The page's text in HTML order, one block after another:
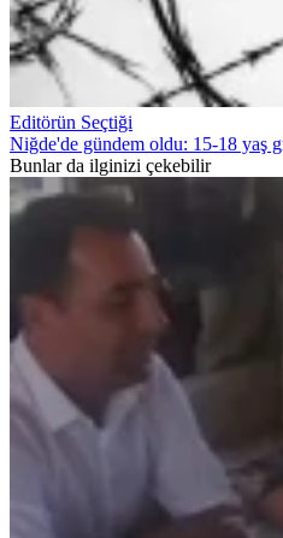
Editörün Seçtiği
Niğde'de gündem oldu: 15-18 yaş
Bunlar da ilginizi çekebilir